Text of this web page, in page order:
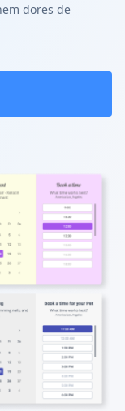
dores de